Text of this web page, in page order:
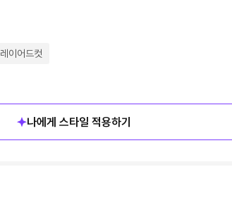
레이어드컷
나에게 스타일 적용하기